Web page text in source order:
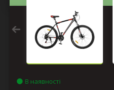
В наявності